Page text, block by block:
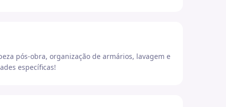
pós-obra, organização de armários, lavagem e
específicas!